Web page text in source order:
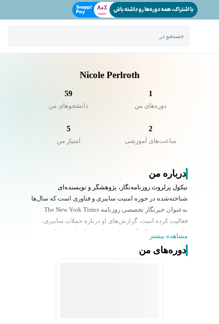
جستجو در
Nicole Perlroth
1
دوره‌های من
59
دانشجو‌های من
2
ساعت‌های آموزشی
5
امتیاز من
درباره من
نیکول پرلروث روزنامه‌نگار، پژوهشگر و نویسنده‌ای
شناخته‌شده در حوزه امنیت سایبری و فناوری است که سال‌ها
به‌عنوان خبرنگار تخصصی روزنامه The New York Times
فعالیت کرده است. گزارش‌های او درباره حملات سایبری،
جاسوسی دیجیتال، آسیب‌پذیری‌های نرم‌افزاری و رقابت
سایبری میان دولت‌ها، از معتبرترین منابع این حوزه به شمار
می‌روند و نقش مهمی در آگاهی عمومی نسبت به تهدیدهای
مشاهده بیشتر
دوره‌های من